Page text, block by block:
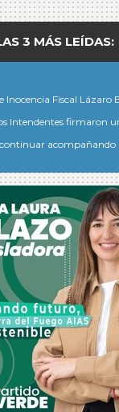
3 MÁS LEÍDAS:
Inocencia Fiscal Lázaro
Intendentes firmaron
continuar